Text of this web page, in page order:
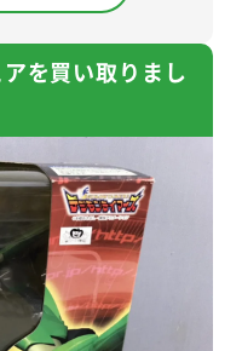
を買い取りまし